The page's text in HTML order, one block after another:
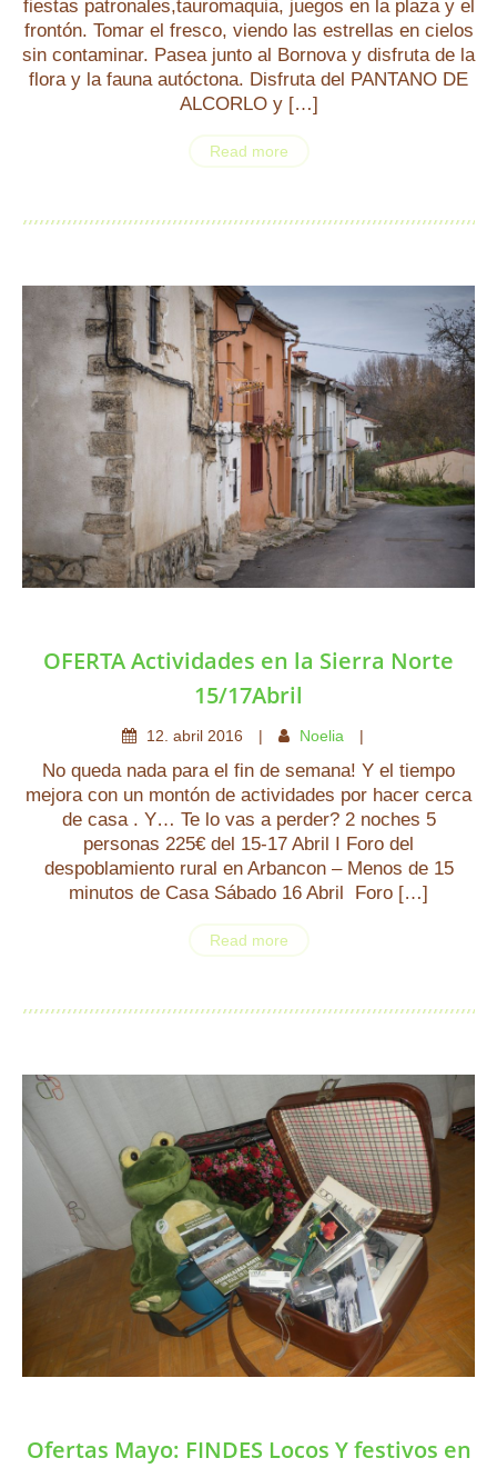
fiestas patronales,tauromaquia, juegos en la plaza y el
frontón. Tomar el fresco, viendo las estrellas en cielos
sin contaminar. Pasea junto al Bornova y disfruta de la
flora y la fauna autóctona. Disfruta del PANTANO DE
ALCORLO y […]
Read more
OFERTA Actividades en la Sierra Norte
15/17Abril
12 abril 2016 Noelia
No queda nada para el fin de semana! Y el tiempo
mejora con un montón de actividades por hacer cerca
de casa . Y… Te lo vas a perder? 2 noches 5
personas 225€ del 15-17 Abril I Foro del
despoblamiento rural en Arbancon – Menos de 15
minutos de Casa Sábado 16 Abril Foro […]
Read more
Ofertas Mayo: FINDES Locos Y festivos en